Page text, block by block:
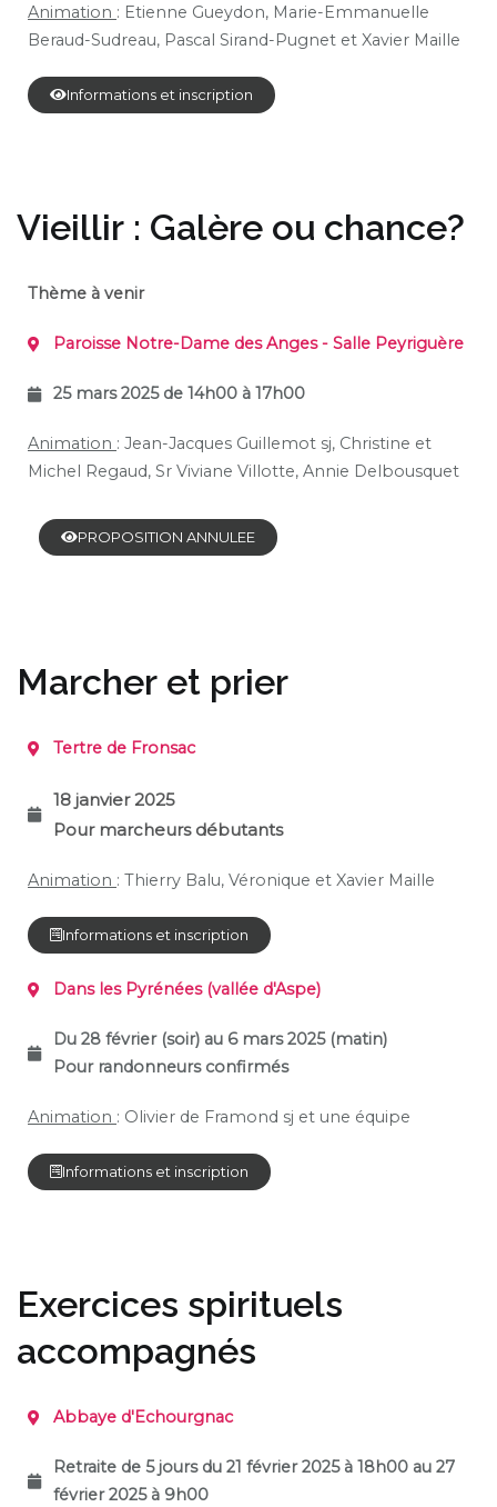
Animation : Etienne Gueydon, Marie-Emmanuelle
Beraud-Sudreau, Pascal Sirand-Pugnet et Xavier Maille
Informations et inscription
Vieillir : Galère ou chance?
Thème à venir
Paroisse Notre-Dame des Anges - Salle Peyriguère
25 mars 2025 de 14h00 à 17h00
Animation : Jean-Jacques Guillemot sj, Christine et
Michel Regaud, Sr Viviane Villotte, Annie Delbousquet
PROPOSITION ANNULEE
Marcher et prier
Tertre de Fronsac
18 janvier 2025
Pour marcheurs débutants
Animation : Thierry Balu, Véronique et Xavier Maille
Informations et inscription
Dans les Pyrénées (vallée d'Aspe)
Du 28 février (soir) au 6 mars 2025 (matin)
Pour randonneurs confirmés
Animation : Olivier de Framond sj et une équipe
Informations et inscription
Exercices spirituels
accompagnés
Abbaye d'Echourgnac
Retraite de 5 jours du 21 février 2025 à 18h00 au 27
février 2025 à 9h00